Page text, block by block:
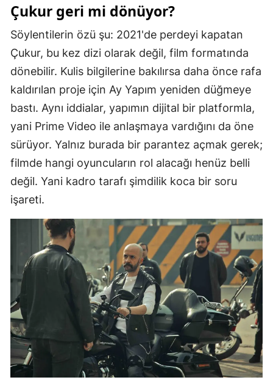
İzmir
Kars
Kastamonu
Kayseri
Kırklareli
Kırşehir
Kocaeli
Kütahya
Malatya
Manisa
Kahramanmaraş
Mardin
Muğla
Muş
Çukur geri mi dönüyor?
Söylentilerin özü şu: 2021'de perdeyi kapatan
Çukur, bu kez dizi olarak değil, film formatında
dönebilir. Kulis bilgilerine bakılırsa daha önce rafa
kaldırılan proje için Ay Yapım yeniden düğmeye
bastı. Aynı iddialar, yapımın dijital bir platformla,
yani Prime Video ile anlaşmaya vardığını da öne
sürüyor. Yalnız burada bir parantez açmak gerek;
filmde hangi oyuncuların rol alacağı henüz belli
değil. Yani kadro tarafı şimdilik koca bir soru
işareti.